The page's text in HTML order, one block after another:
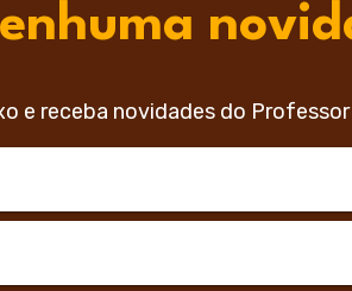
e receba novidades do